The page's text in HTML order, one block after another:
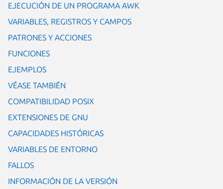
EJECUCIÓN DE UN PROGRAMA AWK
VARIABLES, REGISTROS Y CAMPOS
PATRONES Y ACCIONES
FUNCIONES
EJEMPLOS
VÉASE TAMBIÉN
COMPATIBILIDAD POSIX
EXTENSIONES DE GNU
CAPACIDADES HISTÓRICAS
VARIABLES DE ENTORNO
FALLOS
INFORMACIÓN DE LA VERSIÓN